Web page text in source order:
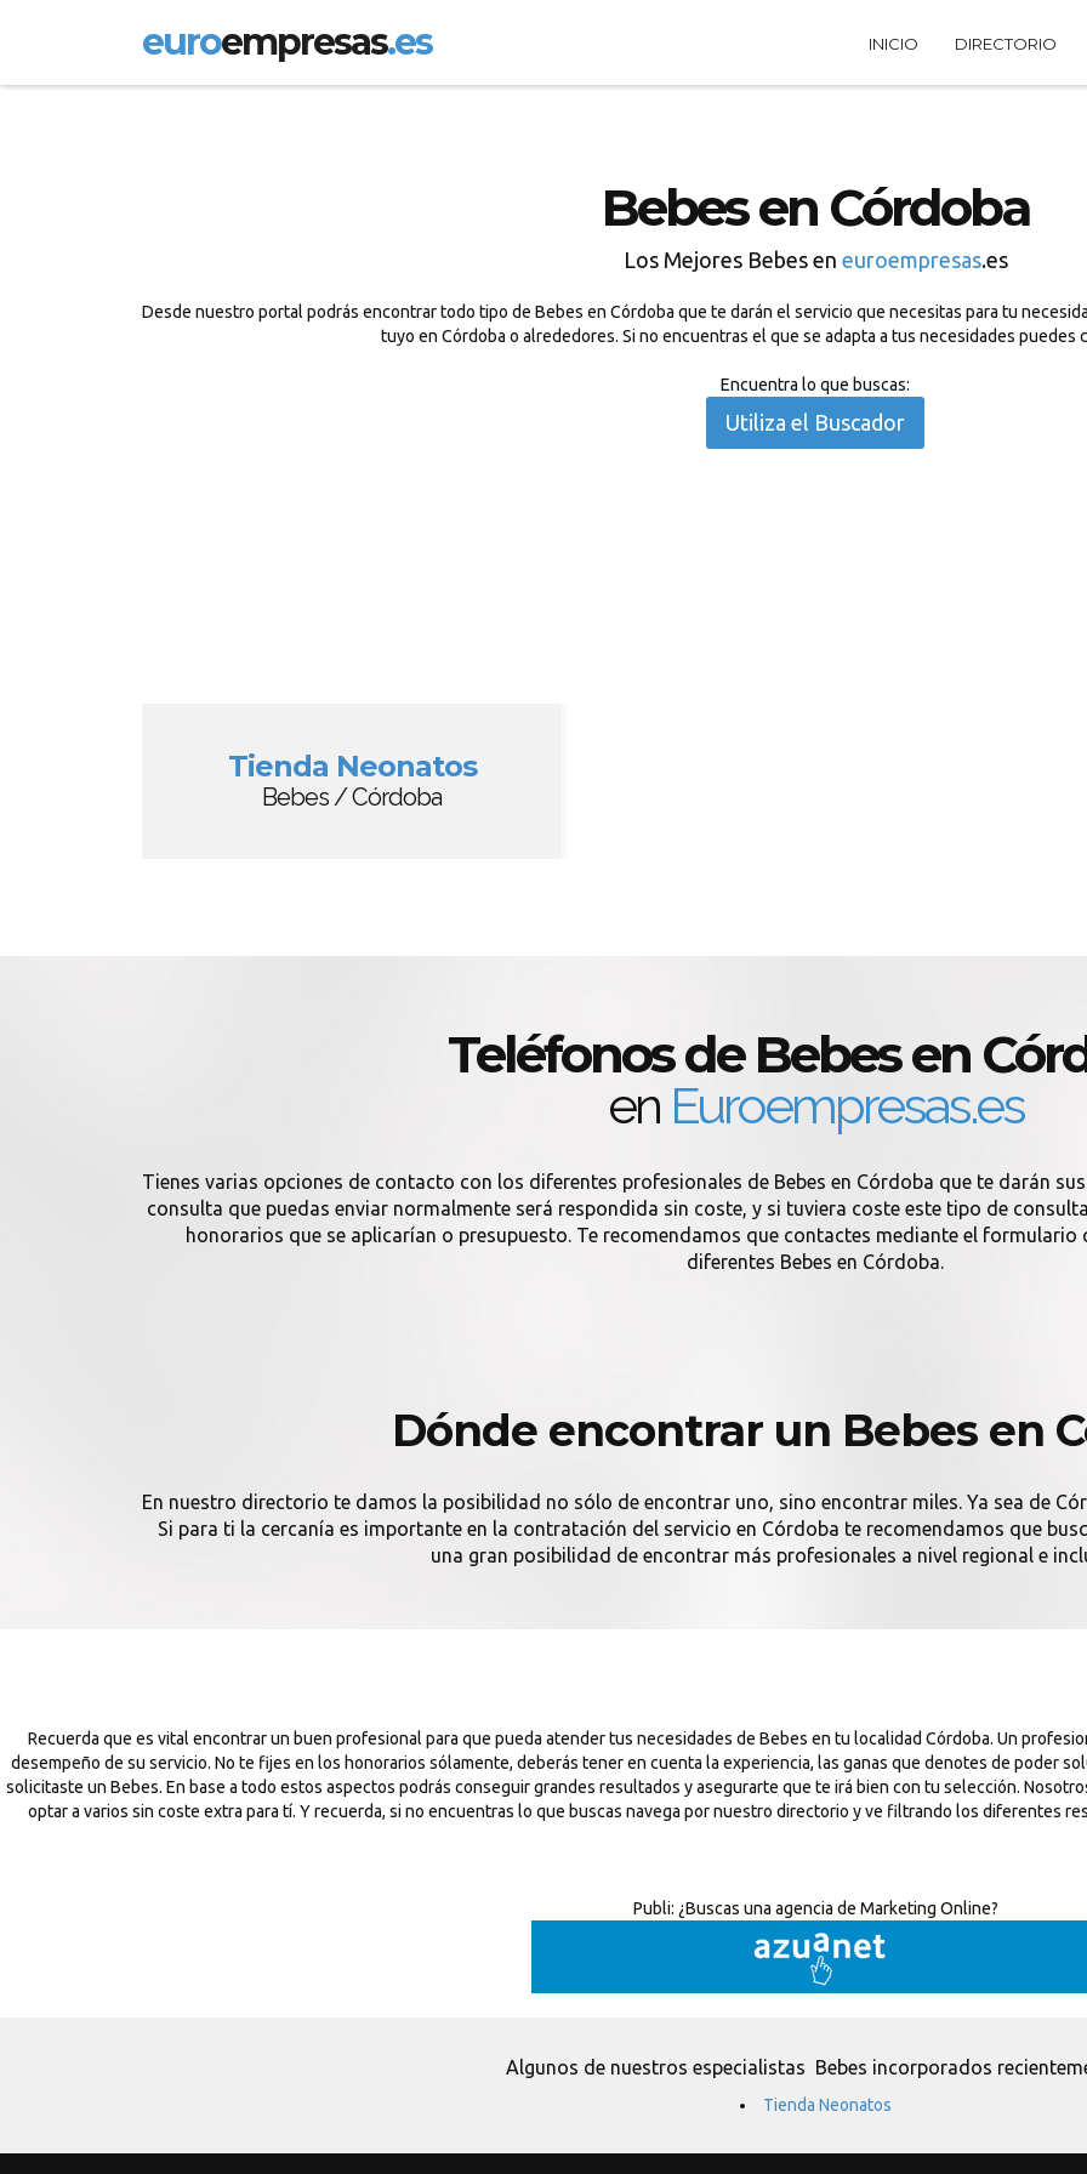
euroempresas.es INICIO DIRECTORIO
Bebes en Córdoba
Los Mejores Bebes en euroempresas.es
Desde nuestro portal podrás encontrar todo tipo de Bebes en Córdoba que te darán el servicio que necesitas para tu
tuyo en Córdoba o alrededores. Si no encuentras el que se adapta a tus necesidades puedes
Encuentra lo que buscas:
Utiliza el Buscador
Tienda Neonatos
Bebes / Córdoba
Teléfonos de Bebes en
en Euroempresas.es
Tienes varias opciones de contacto con los diferentes profesionales de Bebes en Córdoba que te darán
consulta que puedas enviar normalmente será respondida sin coste, y si tuviera coste este tipo de
honorarios que se aplicarían o presupuesto. Te recomendamos que contactes mediante el
diferentes Bebes en Córdoba.
Dónde encontrar un Bebes en
En nuestro directorio te damos la posibilidad no sólo de encontrar uno, sino encontrar miles. Ya sea de
Si para ti la cercanía es importante en la contratación del servicio en Córdoba te recomendamos que
una gran posibilidad de encontrar más profesionales a nivel regional e
Recuerda que es vital encontrar un buen profesional para que pueda atender tus necesidades de Bebes en tu localidad Córdoba. Un
desempeño de su servicio. No te fijes en los honorarios sólamente, deberás tener en cuenta la experiencia, las ganas que denotes de poder
solicitaste un Bebes. En base a todo estos aspectos podrás conseguir grandes resultados y asegurarte que te irá bien con tu selección.
optar a varios sin coste extra para tí. Y recuerda, si no encuentras lo que buscas navega por nuestro directorio y ve filtrando los diferentes
Publi: ¿Buscas una agencia de Marketing Online?
Algunos de nuestros especialistas Bebes incorporados
Tienda Neonatos